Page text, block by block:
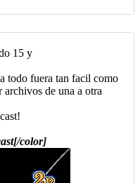
15 y
todo fuera tan facil como
archivos de una a otra
color]